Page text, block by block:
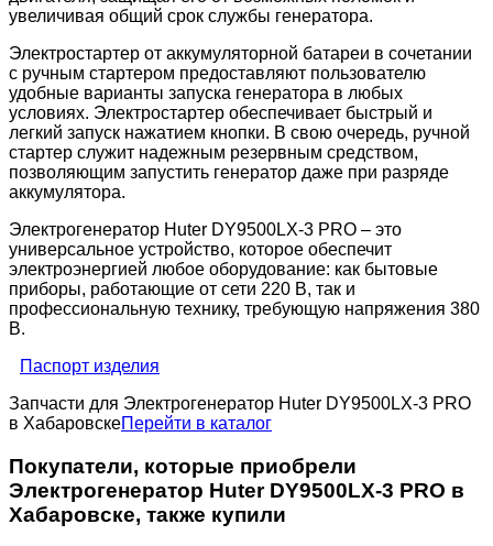
увеличивая общий срок службы генератора.
Электростартер от аккумуляторной батареи в сочетании
с ручным стартером предоставляют пользователю
удобные варианты запуска генератора в любых
условиях. Электростартер обеспечивает быстрый и
легкий запуск нажатием кнопки. В свою очередь, ручной
стартер служит надежным резервным средством,
позволяющим запустить генератор даже при разряде
аккумулятора.
Электрогенератор Huter DY9500LX-3 PRO – это
универсальное устройство, которое обеспечит
электроэнергией любое оборудование: как бытовые
приборы, работающие от сети 220 В, так и
профессиональную технику, требующую напряжения 380
В.
Паспорт изделия
Запчасти для Электрогенератор Huter DY9500LX-3 PRO
в ХабаровскеПерейти в каталог
Покупатели, которые приобрели
Электрогенератор Huter DY9500LX-3 PRO в
Хабаровске, также купили